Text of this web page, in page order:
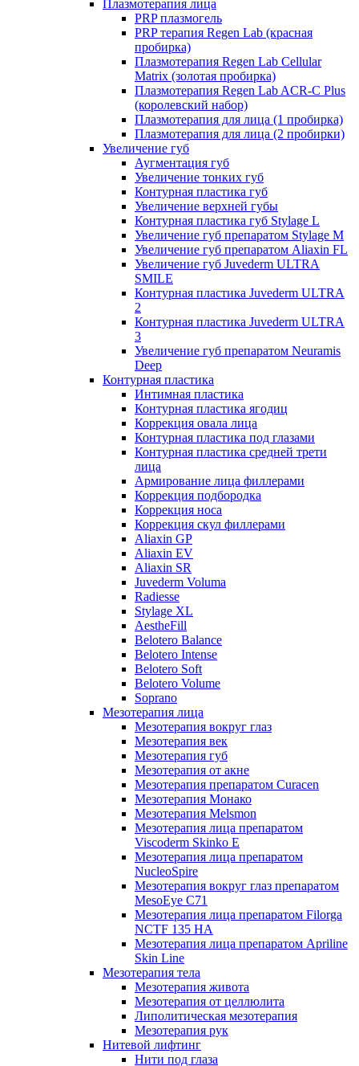
Плазмотерапия лица
PRP плазмогель
PRP терапия Regen Lab (красная
пробирка)
Плазмотерапия Regen Lab Cellular
Matrix (золотая пробирка)
Плазмотерапия Regen Lab ACR-C Plus
(королевский набор)
Плазмотерапия для лица (1 пробирка)
Плазмотерапия для лица (2 пробирки)
Увеличение губ
Аугментация губ
Увеличение тонких губ
Контурная пластика губ
Увеличение верхней губы
Контурная пластика губ Stylage L
Увеличение губ препаратом Stylage M
Увеличение губ препаратом Aliaxin FL
Увеличение губ Juvederm ULTRA
SMILE
Контурная пластика Juvederm ULTRA
2
Контурная пластика Juvederm ULTRA
3
Увеличение губ препаратом Neuramis
Deep
Контурная пластика
Интимная пластика
Контурная пластика ягодиц
Коррекция овала лица
Контурная пластика под глазами
Контурная пластика средней трети
лица
Армирование лица филлерами
Коррекция подбородка
Коррекция носа
Коррекция скул филлерами
Aliaxin GP
Aliaxin EV
Aliaxin SR
Juvederm Voluma
Radiesse
Stylage XL
AestheFill
Belotero Balance
Belotero Intense
Belotero Soft
Belotero Volume
Soprano
Мезотерапия лица
Мезотерапия вокруг глаз
Мезотерапия век
Мезотерапия губ
Мезотерапия от акне
Мезотерапия препаратом Curacen
Мезотерапия Монако
Мезотерапия Melsmon
Мезотерапия лица препаратом
Viscoderm Skinko E
Мезотерапия лица препаратом
NucleoSpire
Мезотерапия вокруг глаз препаратом
MesoEye С71
Мезотерапия лица препаратом Filorga
NCTF 135 HA
Мезотерапия лица препаратом Apriline
Skin Line
Мезотерапия тела
Мезотерапия живота
Мезотерапия от целлюлита
Липолитическая мезотерапия
Мезотерапия рук
Нитевой лифтинг
Нити под глаза